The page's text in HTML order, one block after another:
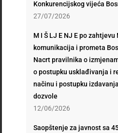
Konkurencijskog vijeća
27/07/2026
M I Š LJ E NJ E po
komunikacija i prometa
Nacrt pravilnika o
o postupku usklađivanja i
načinu i postupku
dozvole
12/06/2026
Saopštenje za javnost sa